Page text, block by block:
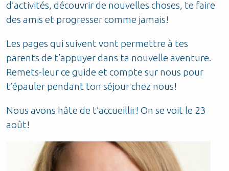
d’activités, découvrir de nouvelles choses, te faire
des amis et progresser comme jamais!
Les pages qui suivent vont permettre à tes
parents de t’appuyer dans ta nouvelle aventure.
Remets-leur ce guide et compte sur nous pour
t’épauler pendant ton séjour chez nous!
Nous avons hâte de t’accueillir! On se voit le 23
août!